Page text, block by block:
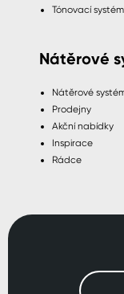
Tónovací
Nátěrové
Nátěrové
Prodejny
Akční nabídky
Inspirace
Rádce